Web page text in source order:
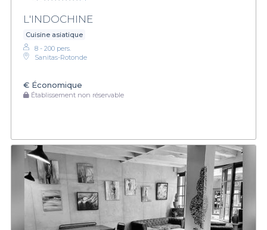
L'INDOCHINE
Cuisine asiatique
8 - 200 pers.
Sanitas-Rotonde
€ Économique
Établissement non réservable